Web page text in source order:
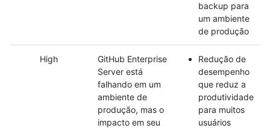
backup para
um ambiente
de produção
High
GitHub Enterprise
Server está
falhando em um
ambiente de
produção, mas o
impacto em seu
Redução de
desempenho
que reduz a
produtividade
para muitos
usuários